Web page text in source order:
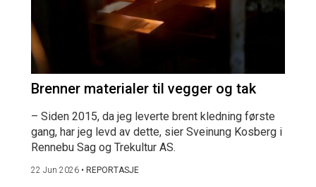
Brenner materialer til vegger og tak
– Siden 2015, da jeg leverte brent kledning første
gang, har jeg levd av dette, sier Sveinung Kosberg i
Rennebu Sag og Trekultur AS.
22 Jun 2026 • REPORTASJE